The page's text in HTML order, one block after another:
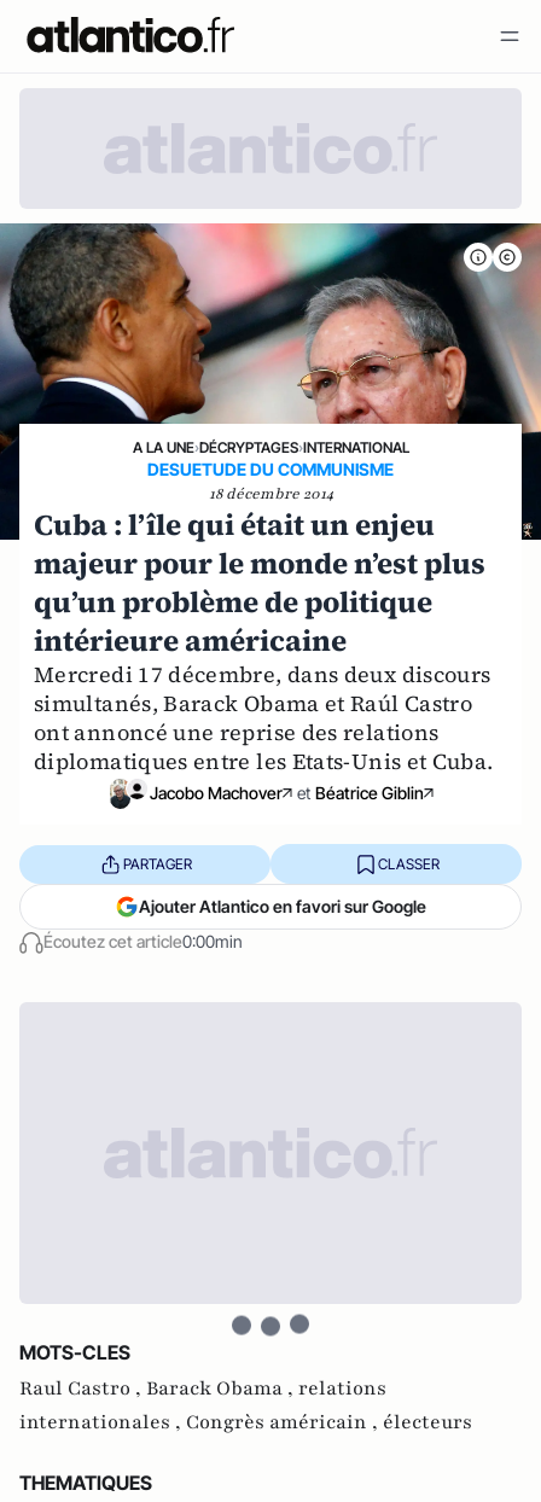
A LA UNE›DÉCRYPTAGES›INTERNATIONAL
DESUETUDE DU COMMUNISME
18 décembre 2014
Cuba : l’île qui était un enjeu
majeur pour le monde n’est plus
qu’un problème de politique
intérieure américaine
Mercredi 17 décembre, dans deux discours
simultanés, Barack Obama et Raúl Castro
ont annoncé une reprise des relations
diplomatiques entre les Etats-Unis et Cuba.
Jacobo Machover et Béatrice Giblin
Écoutez cet article0:00min
PARTAGER CLASSER
Ajouter Atlantico en favori sur Google
MOTS-CLES
Raul Castro , Barack Obama , relations
internationales , Congrès américain , électeurs
THEMATIQUES